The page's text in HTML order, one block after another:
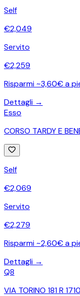
Self
€2,049
Servito
€2,259
Risparmi ~3,60€ a
Dettagli →
Esso
CORSO TARDY E
Self
€2,069
Servito
€2,279
Risparmi ~2,60€ a
Dettagli →
Q8
VIA TORINO 181 R